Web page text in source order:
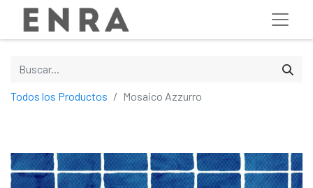
Todos los Productos Mosaico Azzurro